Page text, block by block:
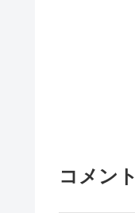
コメント